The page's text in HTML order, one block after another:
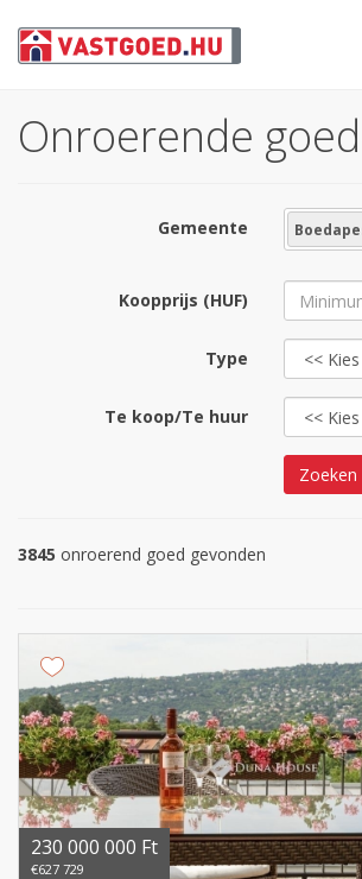
Onroerende
Gemeente
Koopprijs (HUF)
Type
Te koop/Te huur
Zoeken
3845 onroerend goed gevonden
230 000 000 Ft
€627 729